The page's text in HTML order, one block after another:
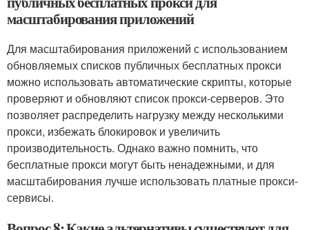
масштабирования приложений
Для масштабирования приложений с использованием
обновляемых списков публичных бесплатных прокси
можно использовать автоматические скрипты, которые
проверяют и обновляют список прокси-серверов. Это
позволяет распределить нагрузку между несколькими
прокси, избежать блокировок и увеличить
производительность. Однако важно помнить, что
бесплатные прокси могут быть ненадежными, и для
масштабирования лучше использовать платные прокси-
сервисы.